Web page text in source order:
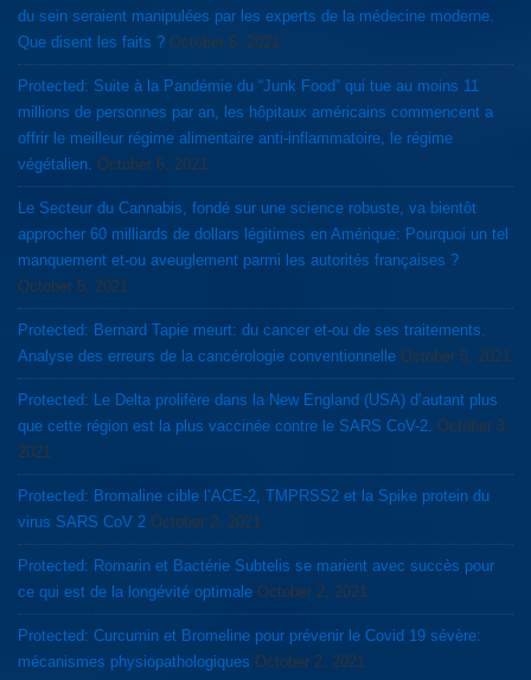
du sein seraient manipulées par les experts de la médecine moderne.
Que disent les faits ? October 6, 2021
Protected: Suite à la Pandémie du “Junk Food” qui tue au moins 11
millions de personnes par an, les hôpitaux américains commencent a
offrir le meilleur régime alimentaire anti-inflammatoire, le régime
végétalien. October 6, 2021
Le Secteur du Cannabis, fondé sur une science robuste, va bientôt
approcher 60 milliards de dollars légitimes en Amérique: Pourquoi un tel
manquement et-ou aveuglement parmi les autorités françaises ?
October 5, 2021
Protected: Bernard Tapie meurt: du cancer et-ou de ses traitements.
Analyse des erreurs de la cancérologie conventionnelle October 5, 2021
Protected: Le Delta prolifère dans la New England (USA) d’autant plus
que cette région est la plus vaccinée contre le SARS CoV-2. October 3,
2021
Protected: Bromaline cible l’ACE-2, TMPRSS2 et la Spike protein du
virus SARS CoV 2 October 2, 2021
Protected: Romarin et Bactérie Subtelis se marient avec succès pour
ce qui est de la longévité optimale October 2, 2021
Protected: Curcumin et Bromeline pour prévenir le Covid 19 sévère:
mécanismes physiopathologiques October 2, 2021